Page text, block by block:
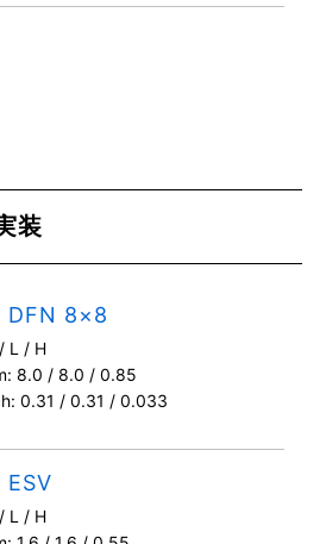
装
DFN 8×8
L / H
8.0 / 8.0 / 0.85
0.31 / 0.31 / 0.033
ESV
L / H